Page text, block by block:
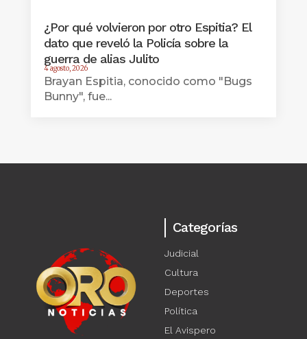
¿Por qué volvieron por otro Espitia? El
dato que reveló la Policía sobre la
guerra de alias Julito
4 agosto, 2026
Brayan Espitia, conocido como "Bugs
Bunny", fue...
Categorías
Judicial
Cultura
Deportes
Política
El Avispero